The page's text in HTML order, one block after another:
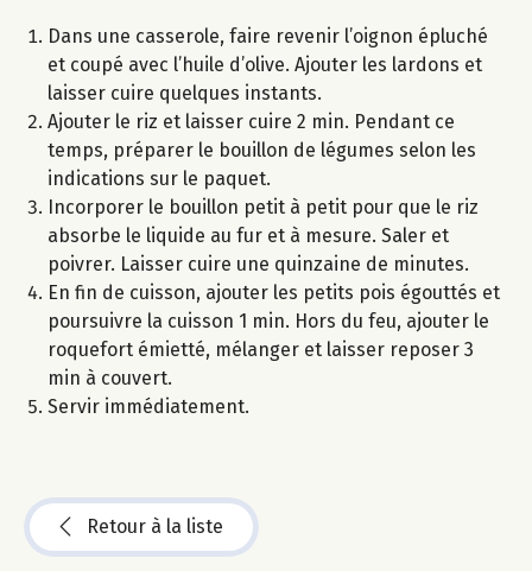
Dans une casserole, faire revenir l’oignon épluché
et coupé avec l’huile d’olive. Ajouter les lardons et
laisser cuire quelques instants.
Ajouter le riz et laisser cuire 2 min. Pendant ce
temps, préparer le bouillon de légumes selon les
indications sur le paquet.
Incorporer le bouillon petit à petit pour que le riz
absorbe le liquide au fur et à mesure. Saler et
poivrer. Laisser cuire une quinzaine de minutes.
En fin de cuisson, ajouter les petits pois égouttés et
poursuivre la cuisson 1 min. Hors du feu, ajouter le
roquefort émietté, mélanger et laisser reposer 3
min à couvert.
Servir immédiatement.
Retour à la liste